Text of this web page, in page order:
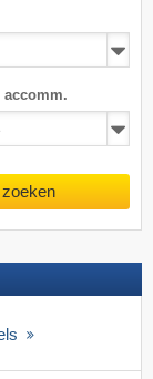
accomm.
zoeken